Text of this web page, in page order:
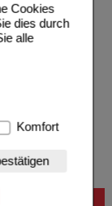
Cookies
dies durch
alle
sich um
Komfort